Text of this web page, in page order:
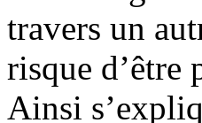
travers un
risque d’être
Ainsi